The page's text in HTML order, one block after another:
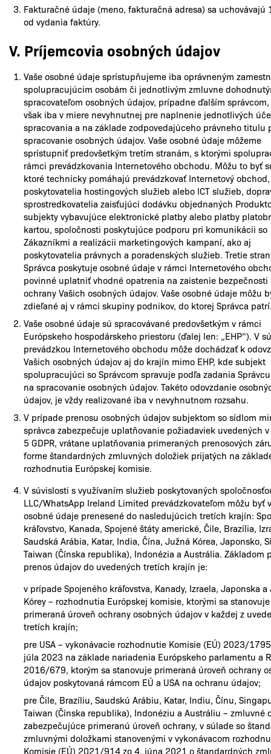
Fakturačné údaje (meno, fakturačná adresa) sa uchovávajú
od vydania faktúry.
V. Príjemcovia osobných údajov
Vaše osobné údaje sprístupňujeme iba oprávneným
spolupracujúcim osobám či jednotlivým zmluvne
spracovateľom osobných údajov, prípadne ďalším správcom,
však iba v miere nevyhnutnej pre naplnenie jednotlivých
spracovania a na základe zodpovedajúceho právneho titulu
spracovanie osobných údajov. Vaše osobné údaje môžeme
sprístupniť predovšetkým tretím stranám, s ktorými
rámci prevádzkovania Internetového obchodu. Môžu to byť
ktoré technicky pomáhajú prevádzkovať Internetový
poskytovatelia hostingových služieb alebo ICT služieb,
sprostredkovatelia zaisťujúci dodávku objednaných
subjekty vybavujúce elektronické platby alebo platby
kartou, spoločnosti poskytujúce podporu pri komunikácii so
Zákazníkmi a realizácii marketingových kampaní, ako aj
poskytovatelia právnych a poradenských služieb. Tretie
Správca poskytuje osobné údaje v rámci Internetového
povinné uplatniť vhodné opatrenia na zaistenie bezpečnosti
ochrany Vašich osobných údajov. Vaše osobné údaje môžu
zdieľané aj v rámci skupiny podnikov, do ktorej Správca
Vaše osobné údaje sú spracovávané predovšetkým v rámci
Európskeho hospodárskeho priestoru (ďalej len: „EHP“). V
prevádzkou Internetového obchodu môže dochádzať k
Vašich osobných údajov aj do krajín mimo EHP, kde subjekt
spolupracujúci so Správcom spravuje podľa zadania
na spracovanie osobných údajov. Takéto odovzdanie
údajov, je vždy realizované iba v nevyhnutnom rozsahu.
V prípade prenosu osobných údajov subjektom so sídlom
správca zabezpečuje uplatňovanie požiadaviek uvedených
5 GDPR, vrátane uplatňovania primeraných prenosových
forme štandardných zmluvných doložiek prijatých na
rozhodnutia Európskej komisie.
V súvislosti s využívaním služieb poskytovaných
LLC/WhatsApp Ireland Limited prevádzkovateľom môžu byť
osobné údaje prenesené do nasledujúcich tretích krajín:
kráľovstvo, Kanada, Spojené štáty americké, Čile, Brazília,
Saudská Arábia, Katar, India, Čína, Južná Kórea, Japonsko,
Taiwan (Čínska republika), Indonézia a Austrália. Základom
prenos údajov do uvedených tretích krajín je:
v prípade Spojeného kráľovstva, Kanady, Izraela, Japonska
Kórey – rozhodnutia Európskej komisie, ktorými sa stanovuje
primeraná úroveň ochrany osobných údajov v každej z
tretích krajín;
pre USA – vykonávacie rozhodnutie Komisie (EÚ) 2023/
júla 2023 na základe nariadenia Európskeho parlamentu a
2016/679, ktorým sa stanovuje primeraná úroveň ochrany
údajov poskytovaná rámcom EÚ a USA na ochranu údajov;
pre Čile, Brazíliu, Saudskú Arábiu, Katar, Indiu, Čínu,
Taiwan (Čínska republika), Indonéziu a Austráliu – zmluvné
zabezpečujúce primeranú úroveň ochrany, v súlade so
zmluvnými doložkami stanovenými v vykonávacom
Komisie (EÚ) 2021/914 zo 4. júna 2021 o štandardných